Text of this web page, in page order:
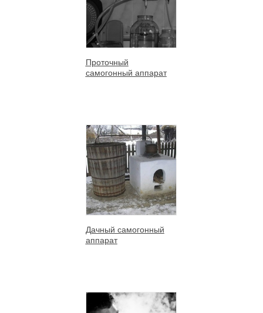
Проточный
самогонный аппарат
Дачный самогонный
аппарат